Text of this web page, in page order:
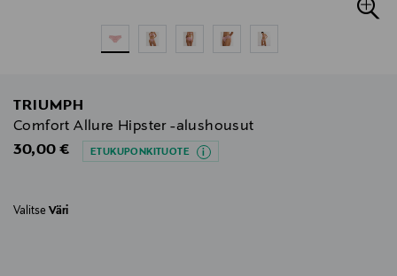
TRIUMPH
Comfort Allure Hipster -alushousut
Original Price
30,00 € ETUKUPONKITUOTE
Valitse Väri